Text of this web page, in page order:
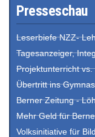
Presseschau
Leserbiefe NZZ-
Tagesanzeiger,
Projektunterricht
Übertritt ins
Berner Zeitung -
Mehr Geld für
Volksinitiative für